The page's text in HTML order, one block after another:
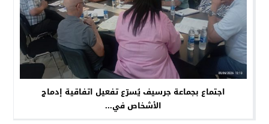
اجتماع بجماعة جرسيف يُسرّع تفعيل اتفاقية إدماج
الأشخاص في...